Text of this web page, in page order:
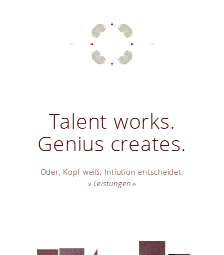
Talent works.
Genius creates.
Oder, Kopf weiß, Intiution entscheidet.
Leistungen